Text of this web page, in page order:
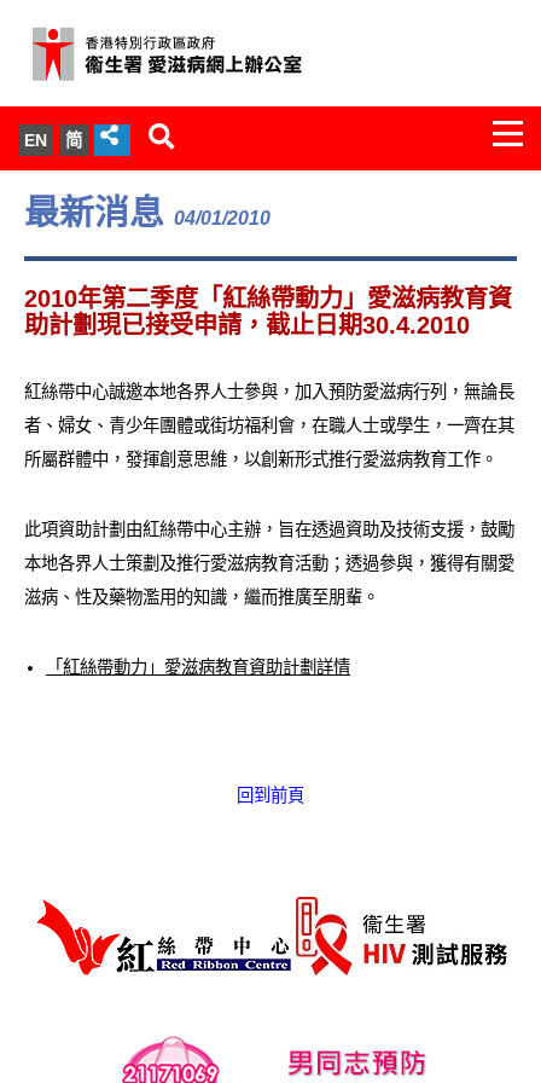
EN 简
關於我們
服務範圍
文件櫃
統計數字
愛滋病呈報表格
最新消息 04/01/2010
2010年第二季度「紅絲帶動力」愛滋病教育資
助計劃現已接受申請，截止日期30.4.2010
紅絲帶中心誠邀本地各界人士參與，加入預防愛滋病行列，無論長
者、婦女、青少年團體或街坊福利會，在職人士或學生，一齊在其
所屬群體中，發揮創意思維，以創新形式推行愛滋病教育工作。
此項資助計劃由紅絲帶中心主辦，旨在透過資助及技術支援，鼓勵
本地各界人士策劃及推行愛滋病教育活動；透過參與，獲得有關愛
滋病、性及藥物濫用的知識，繼而推廣至朋輩。
「紅絲帶動力」愛滋病教育資助計劃詳情
回到前頁